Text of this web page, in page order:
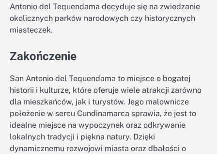
Antonio del Tequendama decyduje się na zwiedzanie
okolicznych parków narodowych czy historycznych
miasteczek.
Zakończenie
San Antonio del Tequendama to miejsce o bogatej
historii i kulturze, które oferuje wiele atrakcji zarówno
dla mieszkańców, jak i turystów. Jego malownicze
położenie w sercu Cundinamarca sprawia, że jest to
idealne miejsce na wypoczynek oraz odkrywanie
lokalnych tradycji i piękna natury. Dzięki
dynamicznemu rozwojowi miasta oraz dbałości o